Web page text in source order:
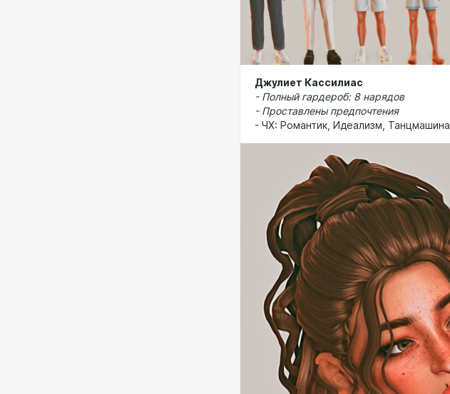
Джулиет Кассилиас
- Полный гардероб: 8 нарядов
- Проставлены предпочтения
- ЧХ: Романтик, Идеализм, Танцмашина